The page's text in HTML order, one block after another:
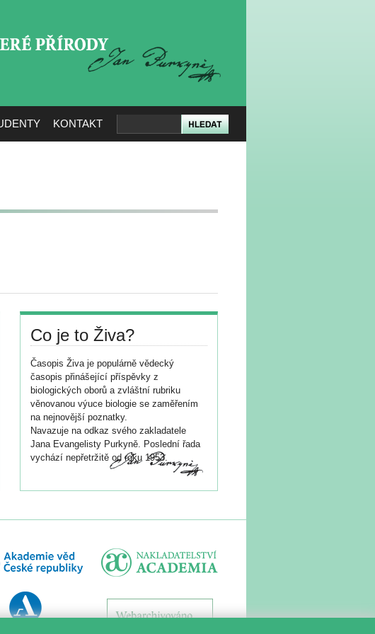
KONTAKT
Co je to Živa?
Časopis Živa je populárně vědecký
časopis přinášející příspěvky z
biologických oborů a zvláštní rubriku
věnovanou výuce biologie se zaměřením
na nejnovější poznatky.
Navazuje na odkaz svého zakladatele
Jana Evangelisty Purkyně. Poslední řada
vychází nepřetržitě od roku 1953.